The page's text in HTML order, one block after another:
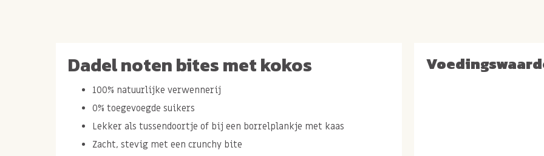
Dadel noten bites met kokos
100% natuurlijke verwennerij
0% toegevoegde suikers
Lekker als tussendoortje of bij een borrelplankje met kaas
Zacht, stevig met een crunchy bite